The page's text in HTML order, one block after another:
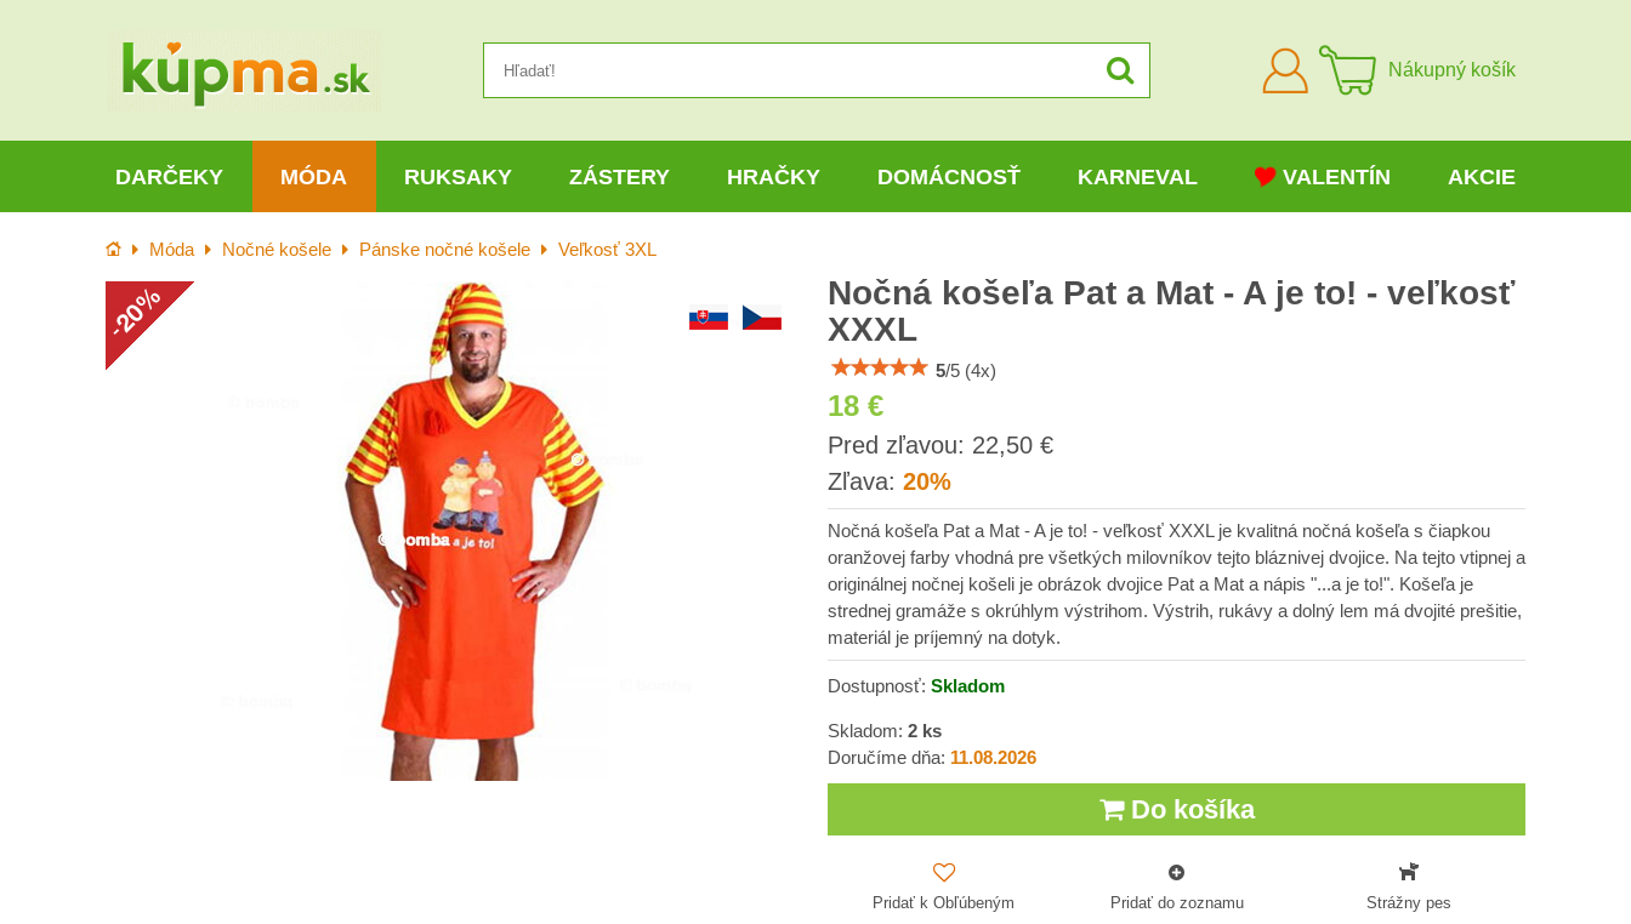
Prihlásiť
sa
Nákupný košík
DARČEKY MÓDA RUKSAKY ZÁSTERY HRAČKY DOMÁCNOSŤ KARNEVAL VALENTÍN AKCIE
Úvod Móda Nočné košele Pánske nočné košele Veľkosť 3XL
Nočná košeľa Pat a Mat - A je to! - veľkosť
XXXL
5/5 (4x)
18 €
Pred zľavou: 22,50 €s
Zľava: 20%
Nočná košeľa Pat a Mat - A je to! - veľkosť XXXL je kvalitná nočná košeľa s čiapkou
oranžovej farby vhodná pre všetkých milovníkov tejto bláznivej dvojice. Na tejto vtipnej a
originálnej nočnej košeli je obrázok dvojice Pat a Mat a nápis "...a je to!". Košeľa je
strednej gramáže s okrúhlym výstrihom. Výstrih, rukávy a dolný lem má dvojité prešitie,
materiál je príjemný na dotyk.
Dostupnosť: Skladom
Skladom: 2 ks
Doručíme dňa: 11.08.2026
Do košíka
Pridať k Obľúbeným Pridať do zoznamu Strážny pes